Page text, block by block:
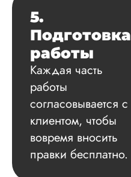
5.
Подготовка
работы
Каждая часть
работы
согласовывается с
клиентом, чтобы
вовремя вносить
правки бесплатно.